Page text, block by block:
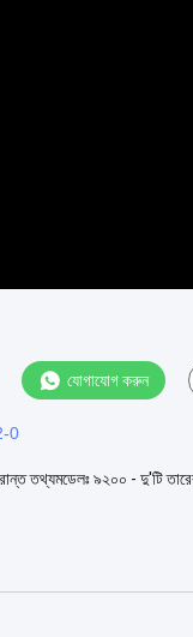
যোগাযোগ করুন
0
তথ্যমডেলঃ ৯২০০ - দু'টি